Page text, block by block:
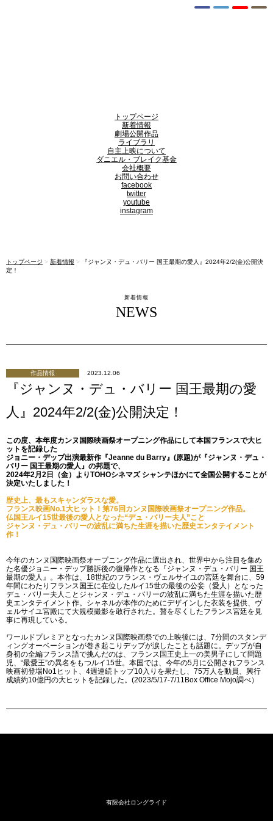
トップページ
新着情報
劇場公開作品
ライブラリ
自主上映について
ダニエル・ブレイク基金
会社概要
お問い合わせ
facebook
twitter
youtube
instagram
トップページ > 新着情報 > 『ジャンヌ・デュ・バリー 国王最期の愛人』2024年2/2(金)公開決
定！
新着情報
NEWS
作品情報 2023.12.06
『ジャンヌ・デュ・バリー 国王最期の愛
人』2024年2/2(金)公開決定！
この度、本年度カンヌ国際映画祭オープニング作品にして本国フランスで大ヒ
ットを記録した
ジョニー・デップ出演最新作『Jeanne du Barry』(原題)が『ジャンヌ・デュ・
バリー 国王最期の愛人』の邦題で、
2024年2月2日（金）よりTOHOシネマズ シャンテほかにて全国公開することが
決定いたしました！
歴史上、最もスキャンダラスな愛。
フランス映画No.1大ヒット！第76回カンヌ国際映画祭オープニング作品。
仏国王ルイ15世最後の愛人となった“デュ・バリー夫人”こと
ジャンヌ・デュ・バリーの波乱に満ちた生涯を描いた歴史エンタテイメント
作！
今年のカンヌ国際映画祭オープニング作品に選出され、世界中から注目を集め
た名優ジョニー・デップ勝訴後の復帰作となる『ジャンヌ・デュ・バリー 国王
最期の愛人』。本作は、18世紀のフランス・ヴェルサイユの宮廷を舞台に、59
年間にわたりフランス国王に在位したルイ15世の最後の公妾（愛人）となった
デュ・バリー夫人ことジャンヌ・デュ・バリーの波乱に満ちた生涯を描いた歴
史エンタテイメント作。シャネルが本作のためにデザインした衣装を提供、ヴ
ェルサイユ宮殿にて大規模撮影を敢行された。贅を尽くしたフランス宮廷を見
事に再現している。
ワールドプレミアとなったカンヌ国際映画祭での上映後には、7分間のスタンデ
ィングオーベーションが巻き起こりデップが涙したことも話題に。デップが自
身初の全編フランス語で挑んだのは、フランス国王史上一の美男子にして問題
児、“最愛王”の異名をもつルイ15世。本国では、今年の5月に公開されフランス
映画初登場No1ヒット、4週連続トップ10入りを果たし、75万人を動員、興行
成績約10億円の大ヒットを記録した。(2023/5/17-7/11Box Office Mojo調べ）
有限会社ロングライド